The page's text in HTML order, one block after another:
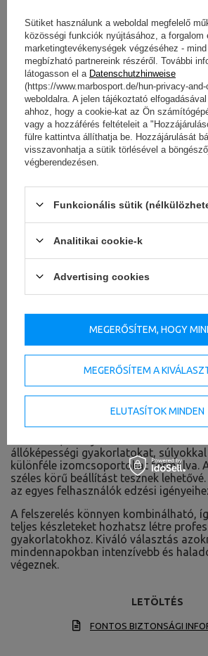
Semi-Pro 2.0 sorozat – a
A Semi-Pro 2.0 a Marbo Sport
sorozata haladó szintű otthoni
Ez az ikonikus Semi-Pro sorozat új
ergonómia és stabilitás új dizájnt
fekete kárpit az ezüst és acél
és a diszkrét logóval kombinálva a
kvintesszenciája.
A gépek kiváló benyomást keltenek és
biztonságosabbak és
A felszerelések széles választéka
állóképességi gyakorlatokat, súlyokkal
különféle izomcsoportokat formálva.
széles körű beállítást tesznek
az egyes felhasználók edzési
A felszerelés könnyen kombinálható,
teljes készleteket hozhatsz létre
gyakorlatokhoz. Kiváló választás
mindennapokban intenzívebb és
végeznek.
LETÖLTÉS
FONTOS BIZTONSÁGI
Sütiket használunk a weboldal megfelelő
közösségi funkciók nyújtásához, a forgalom
marketingtevékenységek végzéséhez -
megbízható partnereink részéről. További
látogasson el a Datenschutzhinweise
(https://www.marbosport.de/hun-privacy-
weboldalra. A jelen tájékoztató
ahhoz, hogy a cookie-kat az Ön
vagy a hozzáférés feltételeit a
fülre kattintva állíthatja be. Hozzájárulását
visszavonhatja a sütik törlésével a
végberendezésen.
Funkcionális sütik
Analitikai cookie-k
Advertising cookies
MEGERŐSÍTEM A
ELUTASÍTOK MINDEN
MEGERŐSÍTEM, HOGY